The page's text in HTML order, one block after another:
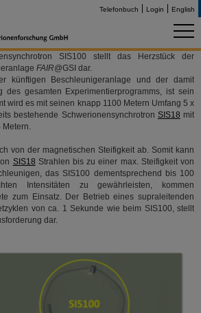
Telefonbuch Login English
SIS100 stellt das Herzstück der
FAIR@GSI dar.
künftigen Beschleunigeranlage und der damit
des gesamten Experimentierprogramms, ist sein
wird es mit seinen knapp 1100 Metern Umfang 5 x
bestehende Schwerionensynchrotron SIS18 mit
Metern.
von der magnetischen Steifigkeit ab. Somit kann
SIS18 Strahlen bis zu einer max. Steifigkeit von
das SIS100 dementsprechend bis 100
Intensitäten zu gewährleisten, kommen
zum Einsatz. Der Betrieb eines supraleitenden
von ca. 1 Sekunde wie beim SIS100, stellt
dar.